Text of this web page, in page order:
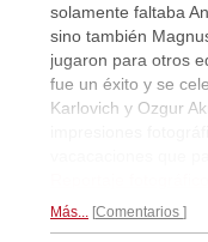
solamente faltaba
sino también
jugaron para otros
fue un éxito y se
Karlovich y Ozgur
Más... Comentarios